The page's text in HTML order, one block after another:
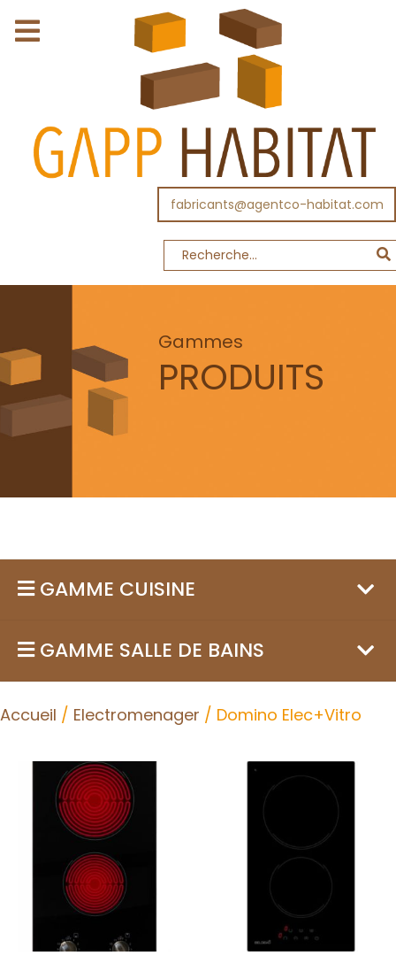
fabricants@agentco-habitat.com
Gammes
PRODUITS
GAMME CUISINE
GAMME SALLE DE BAINS
Accueil / Electromenager / Domino Elec+Vitro